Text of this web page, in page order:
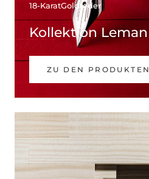
18-KaratGoldfeder
Kollektion Leman
ZU DEN PRODUKTEN